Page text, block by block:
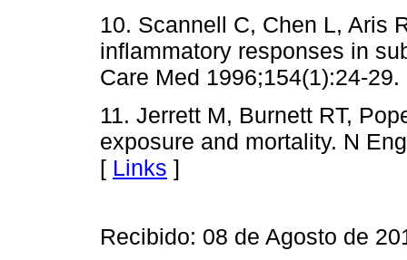
10. Scannell C, Chen L, Aris
inflammatory responses in
Care Med 1996;154(1):24-
11. Jerrett M, Burnett RT,
exposure and mortality. N
[ Links ]
Recibido: 08 de Agosto de